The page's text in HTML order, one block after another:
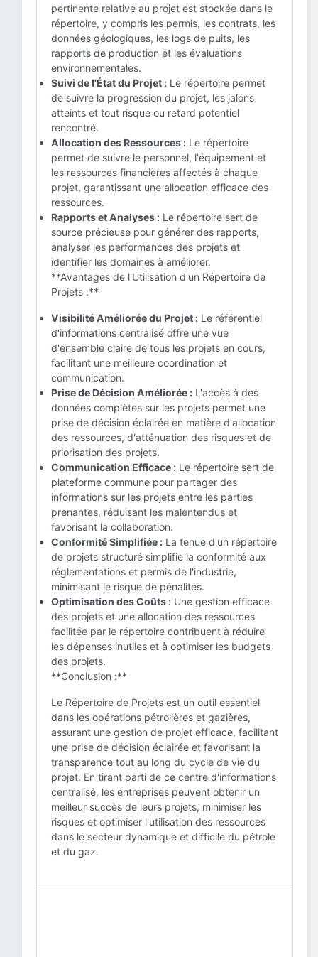
pertinente relative au projet est stockée dans le
répertoire, y compris les permis, les contrats, les
données géologiques, les logs de puits, les
rapports de production et les évaluations
environnementales.
Suivi de l'État du Projet : Le répertoire permet
de suivre la progression du projet, les jalons
atteints et tout risque ou retard potentiel
rencontré.
Allocation des Ressources : Le répertoire
permet de suivre le personnel, l'équipement et
les ressources financières affectés à chaque
projet, garantissant une allocation efficace des
ressources.
Rapports et Analyses : Le répertoire sert de
source précieuse pour générer des rapports,
analyser les performances des projets et
identifier les domaines à améliorer.
**Avantages de l'Utilisation d'un Répertoire de
Projets :**
Visibilité Améliorée du Projet : Le référentiel
d'informations centralisé offre une vue
d'ensemble claire de tous les projets en cours,
facilitant une meilleure coordination et
communication.
Prise de Décision Améliorée : L'accès à des
données complètes sur les projets permet une
prise de décision éclairée en matière d'allocation
des ressources, d'atténuation des risques et de
priorisation des projets.
Communication Efficace : Le répertoire sert de
plateforme commune pour partager des
informations sur les projets entre les parties
prenantes, réduisant les malentendus et
favorisant la collaboration.
Conformité Simplifiée : La tenue d'un répertoire
de projets structuré simplifie la conformité aux
réglementations et permis de l'industrie,
minimisant le risque de pénalités.
Optimisation des Coûts : Une gestion efficace
des projets et une allocation des ressources
facilitée par le répertoire contribuent à réduire
les dépenses inutiles et à optimiser les budgets
des projets.
**Conclusion :**
Le Répertoire de Projets est un outil essentiel
dans les opérations pétrolières et gazières,
assurant une gestion de projet efficace, facilitant
une prise de décision éclairée et favorisant la
transparence tout au long du cycle de vie du
projet. En tirant parti de ce centre d'informations
centralisé, les entreprises peuvent obtenir un
meilleur succès de leurs projets, minimiser les
risques et optimiser l'utilisation des ressources
dans le secteur dynamique et difficile du pétrole
et du gaz.